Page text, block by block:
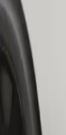
medio.